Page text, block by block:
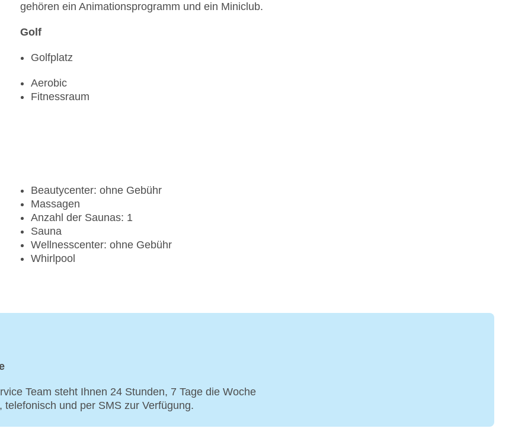
gehören ein Animationsprogramm und ein Miniclub.
Golf
Golfplatz
Aerobic
Fitnessraum
Beautycenter: ohne Gebühr
Massagen
Anzahl der Saunas: 1
Sauna
Wellnesscenter: ohne Gebühr
Whirlpool
Team steht Ihnen 24 Stunden, 7 Tage die Woche
und per SMS zur Verfügung.